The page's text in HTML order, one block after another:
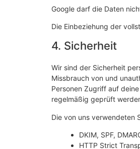
Google darf die Daten
Die Einbeziehung der
4. Sicherheit
Wir sind der Sicherheit
Missbrauch von und
Personen Zugriff auf
regelmäßig geprüft
Die von uns verwendeten
DKIM, SPF,
HTTP Strict